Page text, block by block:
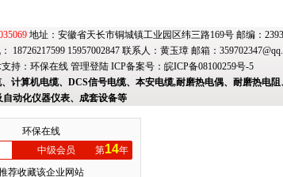
地址：安徽省天长市铜城镇工业园区纬三路169号 邮编：
18726217599 15957002847 联系人：黄玉璋 邮箱：
持： 环保在线 管理登陆ICP备案号： 皖ICP备08100259号-5
计算机电缆、DCS信号电缆、本安电缆,耐磨热电偶、耐磨热电
自动化仪器仪表、成套设备等
环保在线
中级会员
第14年
荐收藏该企业网站